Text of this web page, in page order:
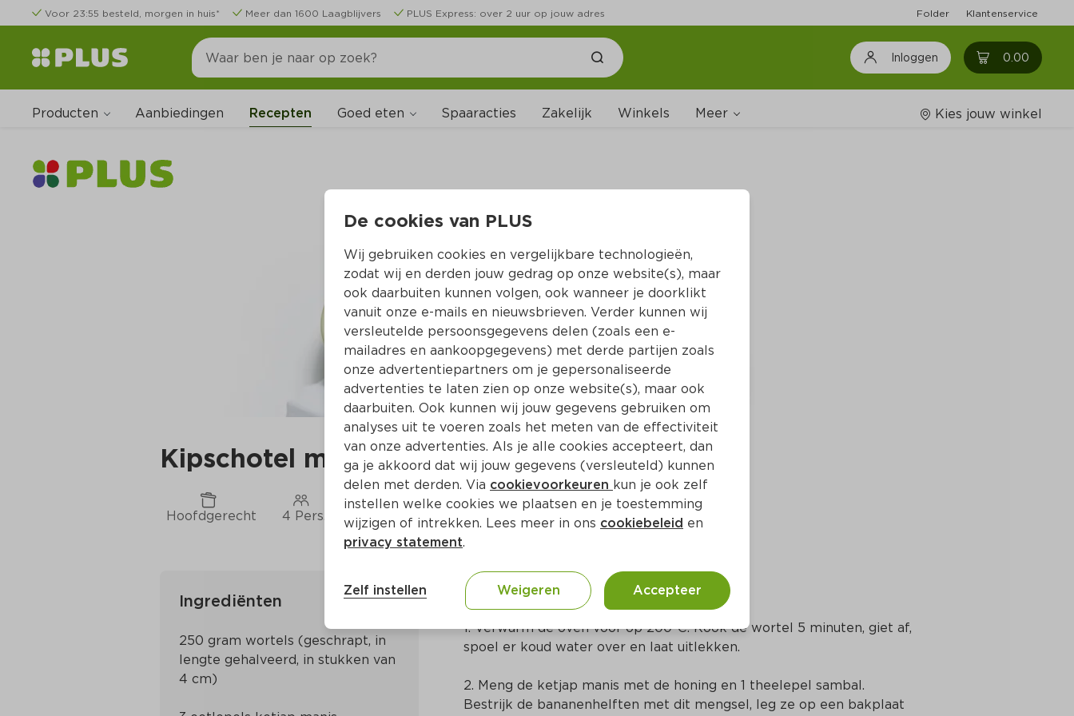
Voor 23:55 besteld, morgen in huis* Meer dan 1600 Laagblijvers PLUS Express: over 2 uur op jouw adres Folder Klantenservice
Inloggen 0.00 0
Producten Aanbiedingen Recepten Goed eten Spaaracties Zakelijk Winkels Meer Kies jouw winkel
Kipschotel met gebakken banaan
Hoofdgerecht 4 Pers. Ca. 30 Min Indonesisch
Ingrediënten
250 gram wortels (geschrapt, in
lengte gehalveerd, in stukken van
Bereidingswijze
1. Verwarm de oven voor op 200°C. Kook de wortel 5 minuten, giet af,
spoel er koud water over en laat uitlekken.
2. Meng de ketjap manis met de honing en 1 theelepel sambal.
Bestrijk de bananenhelften met dit mengsel, leg ze op een bakplaat
De cookies van PLUS
Wij gebruiken cookies en vergelijkbare technologieën,
zodat wij en derden jouw gedrag op onze website(s), maar
ook daarbuiten kunnen volgen, ook wanneer je doorklikt
vanuit onze e-mails en nieuwsbrieven. Verder kunnen wij
versleutelde persoonsgegevens delen (zoals een e-
mailadres en aankoopgegevens) met derde partijen zoals
onze advertentiepartners om je gepersonaliseerde
advertenties te laten zien op onze website(s), maar ook
daarbuiten. Ook kunnen wij jouw gegevens gebruiken om
analyses uit te voeren zoals het meten van de effectiviteit
van onze advertenties. Als je alle cookies accepteert, dan
ga je akkoord dat wij jouw gegevens (versleuteld) kunnen
delen met derden. Via cookievoorkeuren kun je ook zelf
instellen welke cookies we plaatsen en je toestemming
wijzigen of intrekken. Lees meer in ons cookiebeleid en
privacy statement.
Zelf instellen Weigeren Accepteer